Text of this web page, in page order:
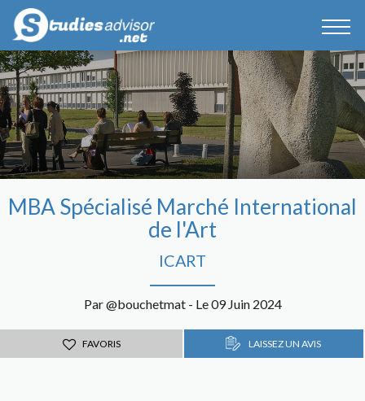
MBA Spécialisé Marché International
de l'Art
ICART
Par @bouchetmat - Le 09 Juin 2024
FAVORIS LAISSEZ UN AVIS